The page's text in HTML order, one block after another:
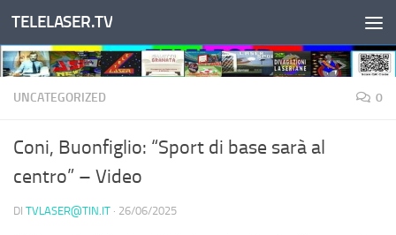
Salta al contenuto
TELELASER.TV
UNCATEGORIZED 0
Coni, Buonfiglio: “Sport di base sarà al
centro” – Video
DI TVLASER@TIN.IT · 26/06/2025